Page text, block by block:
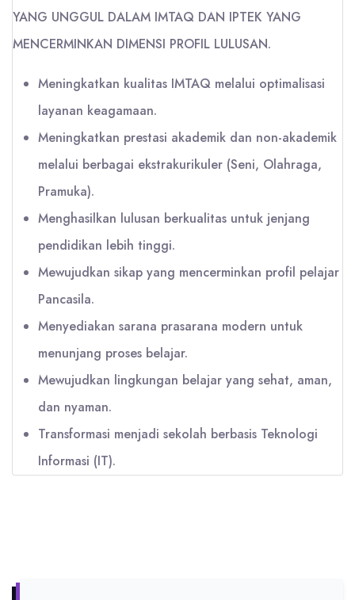
YANG UNGGUL DALAM IMTAQ DAN IPTEK YANG
MENCERMINKAN DIMENSI PROFIL LULUSAN.
Meningkatkan kualitas IMTAQ melalui optimalisasi
layanan keagamaan.
Meningkatkan prestasi akademik dan non-akademik
melalui berbagai ekstrakurikuler (Seni, Olahraga,
Pramuka).
Menghasilkan lulusan berkualitas untuk jenjang
pendidikan lebih tinggi.
Mewujudkan sikap yang mencerminkan profil pelajar
Pancasila.
Menyediakan sarana prasarana modern untuk
menunjang proses belajar.
Mewujudkan lingkungan belajar yang sehat, aman,
dan nyaman.
Transformasi menjadi sekolah berbasis Teknologi
Informasi (IT).